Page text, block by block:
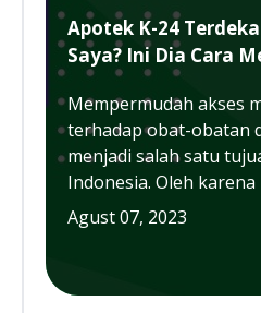
Apotek K-24
Saya? Ini Dia Cara
Mempermudah akses
terhadap obat-obatan
menjadi salah satu
Indonesia. Oleh karena
Agust 07, 2023